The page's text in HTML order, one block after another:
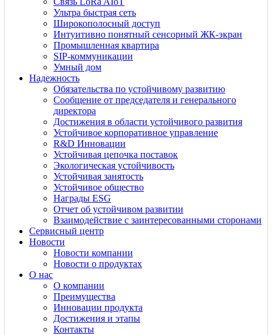
Ультра быстрая сеть
Широкополосный доступ
Интуитивно понятный сенсорный ЖК-экран
Промышленная квартира
SIP-коммуникации
Умный дом
Надежность
Обязательства по устойчивому развитию
Сообщение от председателя и генерального
директора
Достижения в области устойчивого развития
Устойчивое корпоративное управление
R&D Инновации
Устойчивая цепочка поставок
Экологическая устойчивость
Устойчивая занятость
Устойчивое общество
Награды ESG
Отчет об устойчивом развитии
Взаимодействие с заинтересованными сторонами
Сервисный центр
Новости
Новости компании
Новости о продуктах
О нас
О компании
Преимущества
Инновации продукта
Достижения и этапы
Контакты